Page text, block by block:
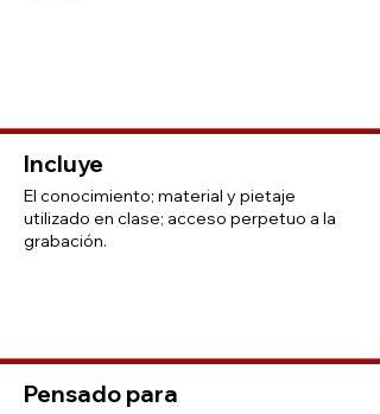
Incluye
El conocimiento; material y pietaje
utilizado en clase; acceso perpetuo a la
grabación.
Pensado para